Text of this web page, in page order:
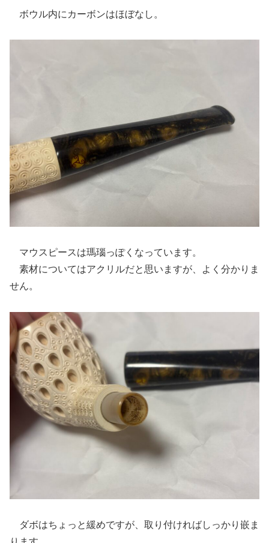
ボウル内にカーボンはほぼなし。
マウスピースは瑪瑙っぽくなっています。
素材についてはアクリルだと思いますが、よく分かりま
せん。
ダボはちょっと緩めですが、取り付ければしっかり嵌ま